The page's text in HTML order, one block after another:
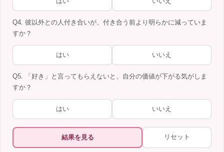
Q4. 彼以外との人付き合いが、付き合う前より明らかに減っていま
すか？
はい いいえ
Q5. 「好き」と言ってもらえないと、自分の価値が下がる気がしま
すか？
はい いいえ
結果を見る リセット